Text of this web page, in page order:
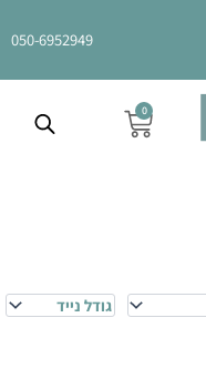
050-6952949
0
עגלת
קניות
גודל נייד